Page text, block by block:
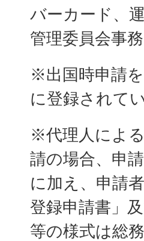
バーカード、
管理委員会事
※出国時申請
に登録されて
※代理人によ
請の場合、申
に加え、申請
登録申請書」
等の様式は総